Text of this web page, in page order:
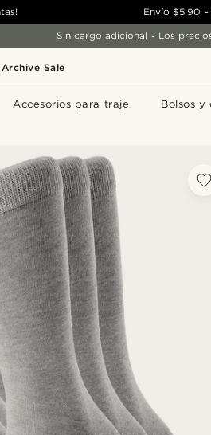
Archive Sale
Accesorios para traje Bolsos y
Envío $5.90 -
Sin cargo adicional - Los